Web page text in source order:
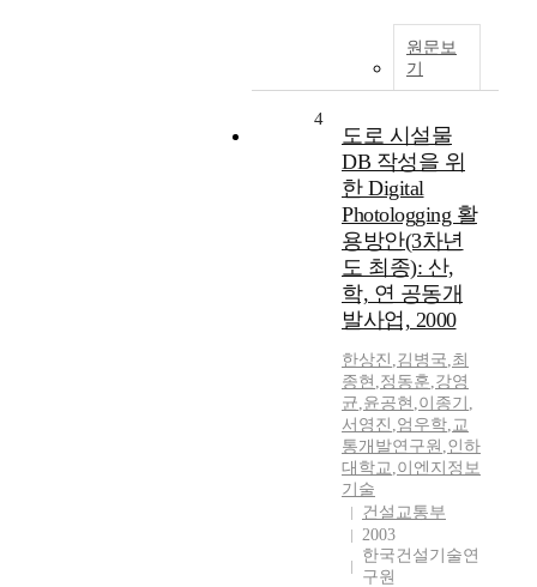
원문보
기
4
도로 시설물
DB 작성을 위
한 Digital
Photologging 활
용방안(3차년
도 최종): 산,
학, 연 공동개
발사업, 2000
한상진 ,김병국,최
종현 ,정동훈,강영
균,윤공현 ,이종기 ,
서영진 ,엄우학,교
통개발연구원 ,인하
대학교,이엔지정보
기술
건설교통부
2003
한국건설기술연
구원